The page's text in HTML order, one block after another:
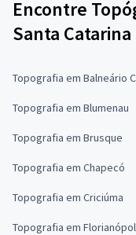
Encontre
Santa Catarina
Topografia em Balneário
Topografia em Blumenau
Topografia em Brusque
Topografia em Chapecó
Topografia em Criciúma
Topografia em